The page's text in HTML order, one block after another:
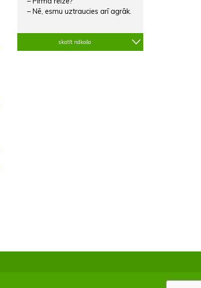
– Nē, esmu uztraucies arī agrāk.
skatīt nākošo